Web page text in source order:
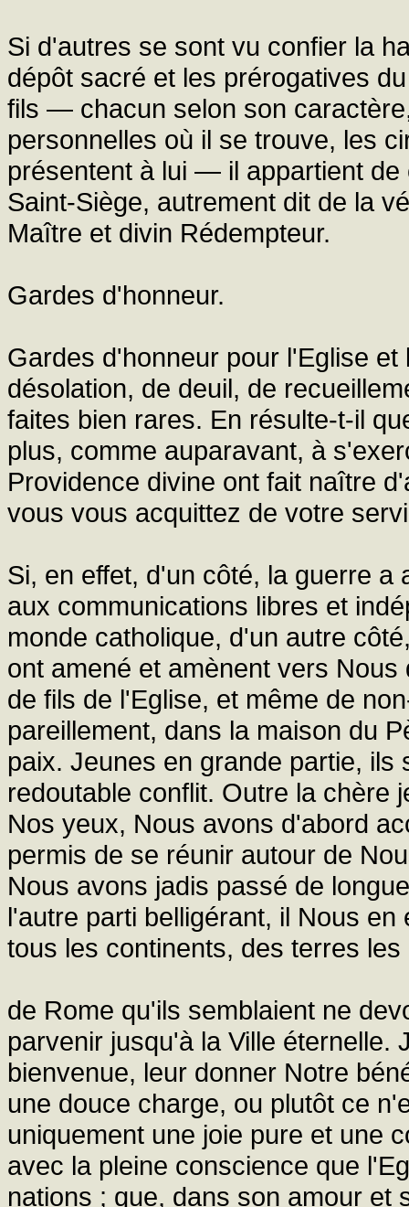
Si d'autres se sont vu confier la
dépôt sacré et les prérogatives
fils — chacun selon son
personnelles où il se trouve, les
présentent à lui — il appartient
Saint-Siège, autrement dit de la
Maître et divin Rédempteur.
Gardes d'honneur.
Gardes d'honneur pour l'Eglise
désolation, de deuil, de
faites bien rares. En résulte-t-il
plus, comme auparavant, à
Providence divine ont fait naître
vous vous acquittez de votre
Si, en effet, d'un côté, la guerre
aux communications libres et
monde catholique, d'un autre
ont amené et amènent vers
de fils de l'Eglise, et même de
pareillement, dans la maison du
paix. Jeunes en grande partie,
redoutable conflit. Outre la chère
Nos yeux, Nous avons d'abord
permis de se réunir autour de
Nous avons jadis passé de
l'autre parti belligérant, il Nous
tous les continents, des terres
de Rome qu'ils semblaient ne
parvenir jusqu'à la Ville éternelle.
bienvenue, leur donner Notre
une douce charge, ou plutôt ce
uniquement une joie pure et une
avec la pleine conscience que
nations ; que, dans son amour et